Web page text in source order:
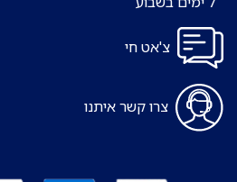
צ'אט חי
צרו קשר איתנו